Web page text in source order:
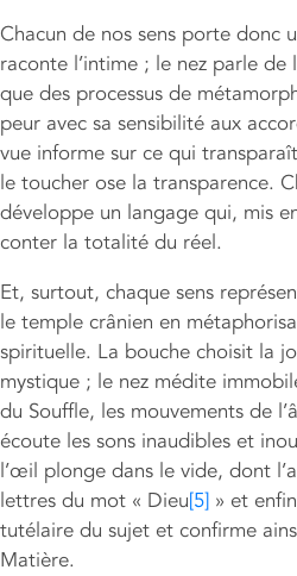
Chacun de nos sens porte donc
raconte l’intime ; le nez parle
que des processus de
peur avec sa sensibilité aux
vue informe sur ce qui
le toucher ose la transparence.
développe un langage qui, mis
conter la totalité du réel.
Et, surtout, chaque sens
le temple crânien en
spirituelle. La bouche choisit la
mystique ; le nez médite
du Souffle, les mouvements de
écoute les sons inaudibles et
l’œil plonge dans le vide, dont
lettres du mot « Dieu[5] » et
tutélaire du sujet et confirme
Matière.